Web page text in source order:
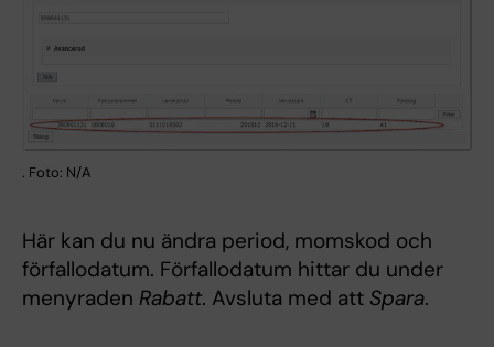
. Foto: N/A
Här kan du nu ändra period, momskod och
förfallodatum. Förfallodatum hittar du under
menyraden Rabatt. Avsluta med att Spara.